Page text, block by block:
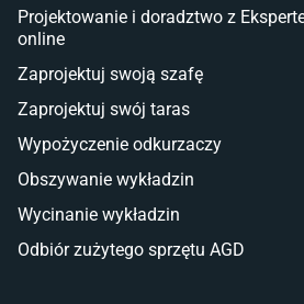
Lampy stojące LED
Płytki
Płytki betonowe
Płytki Cersanit
Płytki wielkoformatowe
Glazura
Płytki marmurowe
Projektowanie i doradztwo z
online
Zaprojektuj swoją szafę
Zaprojektuj swój taras
Wypożyczenie odkurzaczy
Obszywanie wykładzin
Wycinanie wykładzin
Odbiór zużytego sprzętu AGD